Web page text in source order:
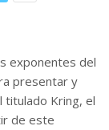
exponentes del
presentar y
titulado Kring, el
de este